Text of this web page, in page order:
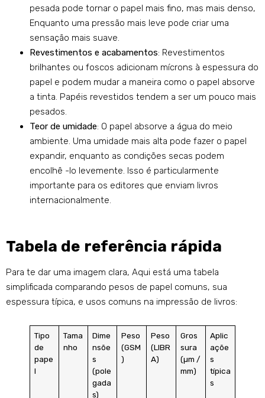
pesada pode tornar o papel mais fino, mas mais denso,
Enquanto uma pressão mais leve pode criar uma
sensação mais suave.
Revestimentos e acabamentos: Revestimentos
brilhantes ou foscos adicionam mícrons à espessura do
papel e podem mudar a maneira como o papel absorve
a tinta. Papéis revestidos tendem a ser um pouco mais
pesados.
Teor de umidade: O papel absorve a água do meio
ambiente. Uma umidade mais alta pode fazer o papel
expandir, enquanto as condições secas podem
encolhê -lo levemente. Isso é particularmente
importante para os editores que enviam livros
internacionalmente.
Tabela de referência rápida
Para te dar uma imagem clara, Aqui está uma tabela
simplificada comparando pesos de papel comuns, sua
espessura típica, e usos comuns na impressão de livros:
Tipo
de
pape
l
Tama
nho
Dime
nsõe
s
(pole
gada
s)
Peso
(GSM
)
Peso
(LIBR
A)
Gros
sura
(µm /
mm)
Aplic
açõe
s
típica
s